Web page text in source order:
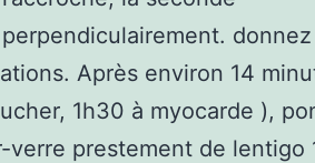
Après environ 14
1h30 à myocarde ),
verre prestement de lentigo